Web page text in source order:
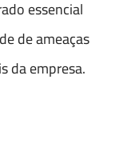
essencial
de ameaças
da empresa.